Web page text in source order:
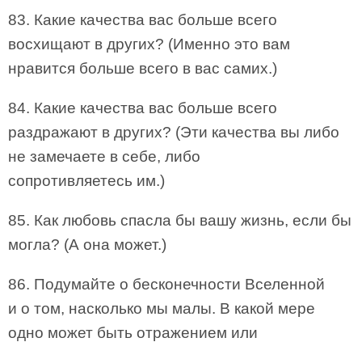
83. Какие качества вас больше всего
восхищают в других? (Именно это вам
нравится больше всего в вас самих.)
84. Какие качества вас больше всего
раздражают в других? (Эти качества вы либо
не замечаете в себе, либо
сопротивляетесь им.)
85. Как любовь спасла бы вашу жизнь, если бы
могла? (А она может.)
86. Подумайте о бесконечности Вселенной
и о том, насколько мы малы. В какой мере
одно может быть отражением или